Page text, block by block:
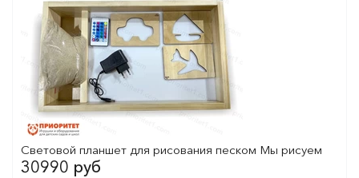
Световой планшет для рисования песком Мы рисуем
30990 руб